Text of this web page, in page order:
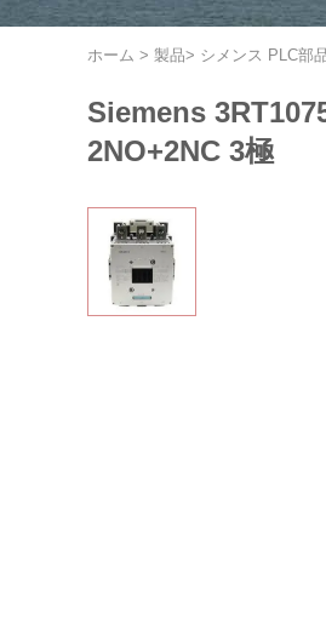
ホーム > 製品> シメンス PLC部
Siemens
2NO+2NC 3極